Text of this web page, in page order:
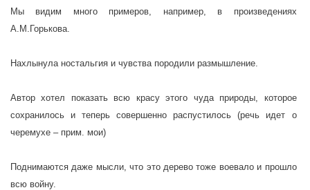
Мы видим много примеров, например, в произведениях
А.М.Горькова.
Нахлынула ностальгия и чувства породили размышление.
Автор хотел показать всю красу этого чуда природы, которое
сохранилось и теперь совершенно распустилось (речь идет о
черемухе – прим. мои)
Поднимаются даже мысли, что это дерево тоже воевало и прошло
всю войну.